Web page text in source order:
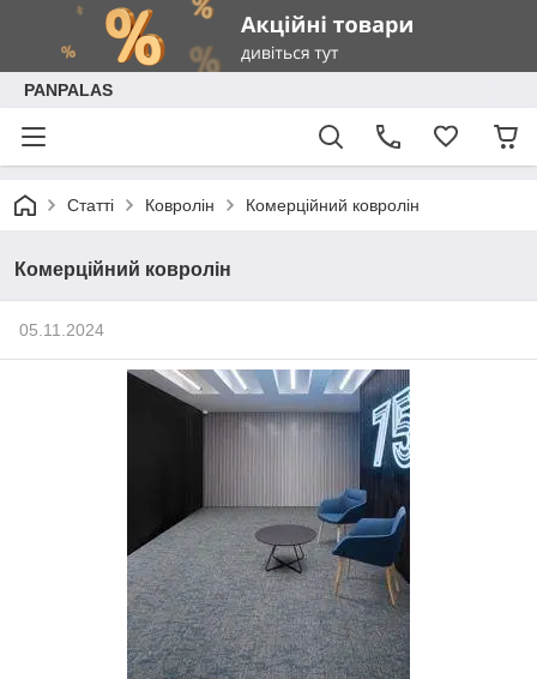
PANPALAS
Статті Ковролін Комерційний ковролін
Комерційний ковролін
05.11.2024